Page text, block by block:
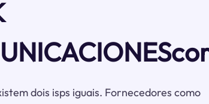
dois isps iguais. Fornecedores como